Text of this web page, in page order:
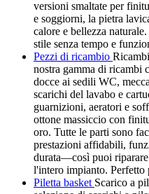
versioni smaltate per
e soggiorni, la pietra
calore e bellezza
stile senza tempo e
Pezzi di ricambio
nostra gamma di ricambi
docce ai sedili WC,
scarichi del lavabo e
guarnizioni, aeratori e
ottone massiccio con
oro. Tutte le parti sono
prestazioni affidabili,
durata—così puoi riparare
l'intero impianto. Perfetto
Piletta basket Scarico a